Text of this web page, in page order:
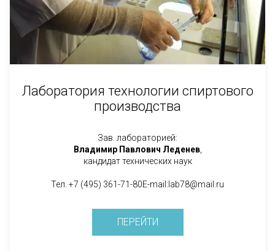
Лаборатория технологии спиртового
производства
Зав. лабораторией:
Владимир Павлович Леденев,
кандидат технических наук
Тел. +7 (495) 361-71-80E-mail:lab78@mail.ru
ПЕРЕЙТИ